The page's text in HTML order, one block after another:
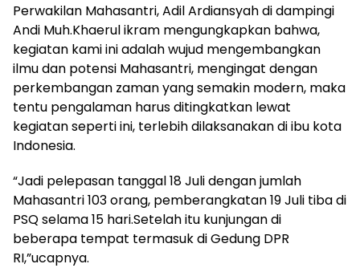
Perwakilan Mahasantri, Adil Ardiansyah di dampingi
Andi Muh.Khaerul ikram mengungkapkan bahwa,
kegiatan kami ini adalah wujud mengembangkan
ilmu dan potensi Mahasantri, mengingat dengan
perkembangan zaman yang semakin modern, maka
tentu pengalaman harus ditingkatkan lewat
kegiatan seperti ini, terlebih dilaksanakan di ibu kota
Indonesia.
“Jadi pelepasan tanggal 18 Juli dengan jumlah
Mahasantri 103 orang, pemberangkatan 19 Juli tiba di
PSQ selama 15 hari.Setelah itu kunjungan di
beberapa tempat termasuk di Gedung DPR
RI,”ucapnya.